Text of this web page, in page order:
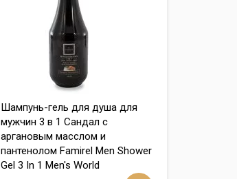
Шампунь-гель для душа для
мужчин 3 в 1 Сандал с
аргановым масслом и
пантенолом Famirel Men Shower
Gel 3 In 1 Men's World